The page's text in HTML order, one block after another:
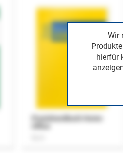
Wir
hierfür
Praxishandbuch Home-